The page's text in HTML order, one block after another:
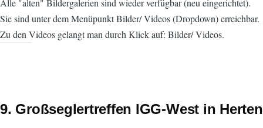
Alle "alten" Bildergalerien sind wieder verfügbar (neu eingerichtet).
Sie sind unter dem Menüpunkt Bilder/ Videos (Dropdown) erreichbar.
Zu den Videos gelangt man durch Klick auf: Bilder/ Videos.
9. Großseglertreffen IGG-West in Herten